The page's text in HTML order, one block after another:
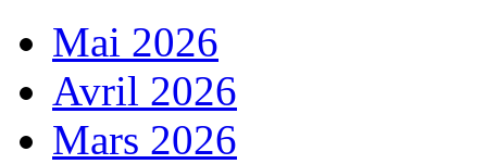
Mai 2026
Avril 2026
Mars 2026